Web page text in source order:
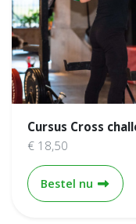
Cursus Cross
€ 18,50
Bestel nu